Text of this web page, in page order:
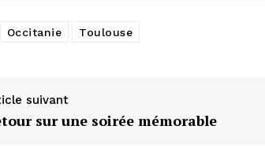
Occitanie Toulouse
suivant
sur une soirée mémorable